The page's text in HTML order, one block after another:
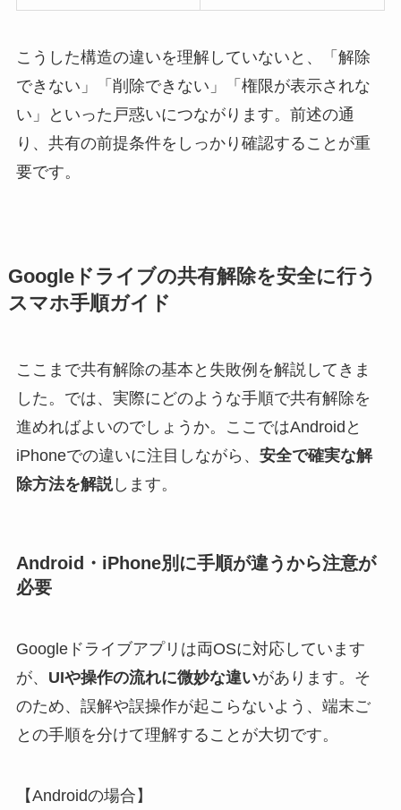
こうした構造の違いを理解していないと、「解除
できない」「削除できない」「権限が表示されな
い」といった戸惑いにつながります。前述の通
り、共有の前提条件をしっかり確認することが重
要です。
Googleドライブの共有解除を安全に行う
スマホ手順ガイド
ここまで共有解除の基本と失敗例を解説してきま
した。では、実際にどのような手順で共有解除を
進めればよいのでしょうか。ここではAndroidと
iPhoneでの違いに注目しながら、 安全で確実な解
除方法を解説します。
Android・iPhone別に手順が違うから注意が
必要
Googleドライブアプリは両OSに対応しています
が、 UIや操作の流れに微妙な違いがあります。そ
のため、誤解や誤操作が起こらないよう、端末ご
との手順を分けて理解することが大切です。
【Androidの場合】